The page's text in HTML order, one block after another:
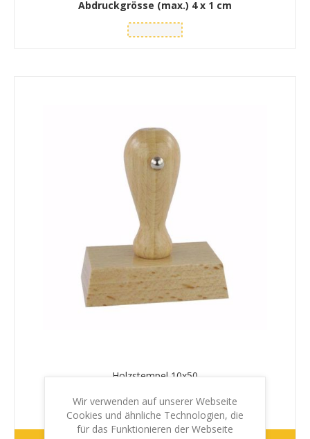
Abdruckgrösse (max.) 4 x 1 cm
Holzstempel 10x50
€10,30 inkl. MwSt. zzgl. Versand
Wir verwenden auf unserer Webseite
Cookies und ähnliche Technologien, die
für das Funktionieren der Webseite